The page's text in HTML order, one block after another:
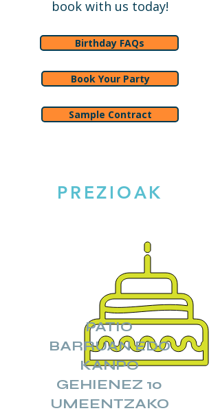
book with us today!
Birthday FAQs
Book Your Party
Sample Contract
PREZIOAK
PATIO
BARRUAN EDO
KANPO
GEHIENEZ 10
UMEENTZAKO